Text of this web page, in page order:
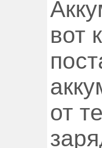
вот
от